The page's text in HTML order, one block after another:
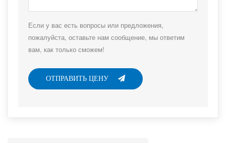
Если у вас есть вопросы или предложения,
пожалуйста, оставьте нам сообщение, мы ответим
вам, как только сможем!
ОТПРАВИТЬ ЦЕНУ